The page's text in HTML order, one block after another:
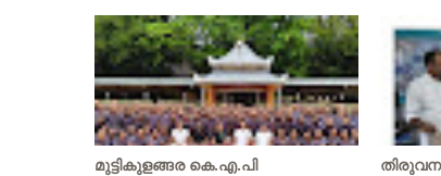
മുട്ടികുളങ്ങര കെ.എ.പി